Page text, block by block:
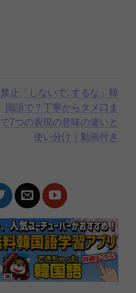
禁止「しないで, するな」韓
国語で？丁寧からタメ口ま
で7つの表現の意味の違いと
使い分け｜動画付き